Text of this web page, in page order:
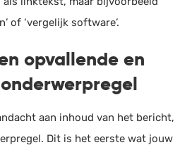
of ‘vergelijk software’.
opvallende en
aan inhoud van het bericht,
Dit is het eerste wat jouw